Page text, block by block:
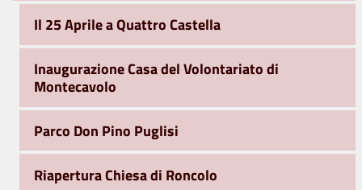
Il 25 Aprile a Quattro Castella
Inaugurazione Casa del Volontariato di
Montecavolo
Parco Don Pino Puglisi
Riapertura Chiesa di Roncolo